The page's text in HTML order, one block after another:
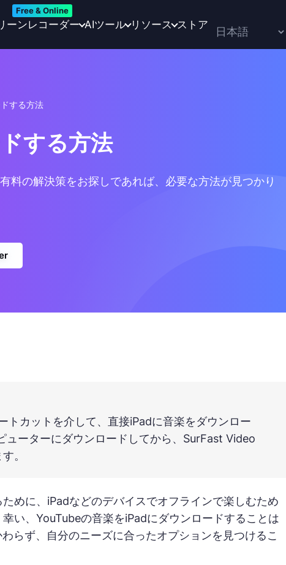
ーンレコーダー
Free & Online
AIツール リソース ストア
する方法
する方法
料の解決策をお探しであれば、必要な方法が見つかり
カットを介して、直接iPadに音楽をダウンロー
ューターにダウンロードしてから、SurFast Video
。
めに、iPadなどのデバイスでオフラインで楽しむため
い、YouTubeの音楽をiPadにダウンロードすることは
らず、自分のニーズに合ったオプションを見つけるこ